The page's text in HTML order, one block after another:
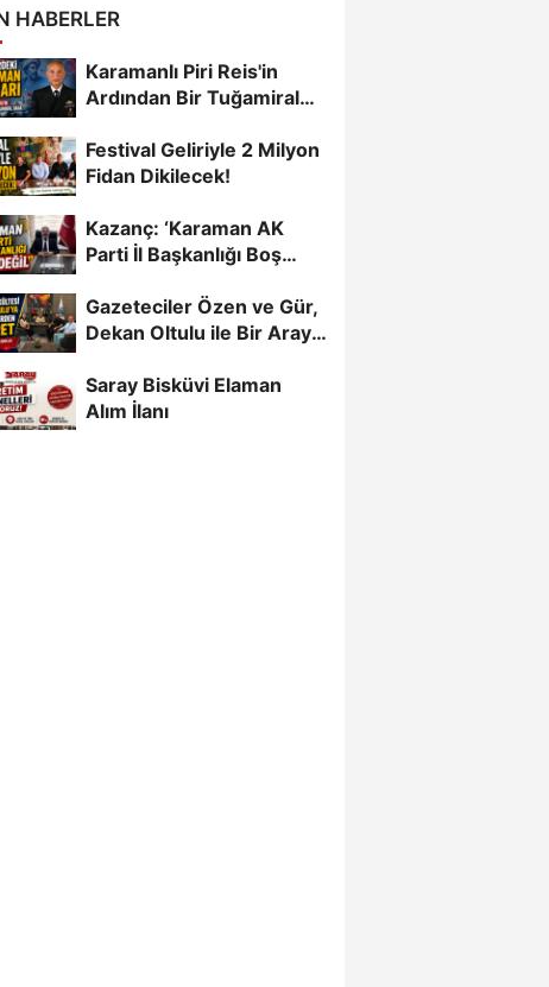
HABERLER
Karamanlı Piri Reis'in
Ardından Bir Tuğamiral
Festival Geliriyle 2 Milyon
Fidan Dikilecek!
Kazanç: ‘Karaman AK
Parti İl Başkanlığı Boş
Gazeteciler Özen ve Gür,
Dekan Oltulu ile Bir Araya
Saray Bisküvi Elaman
Alım İlanı